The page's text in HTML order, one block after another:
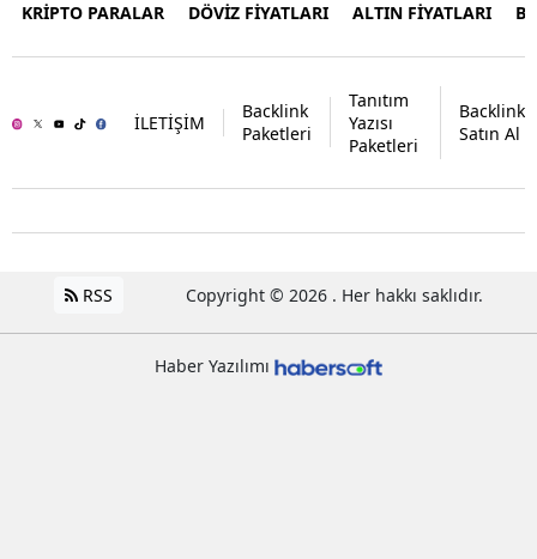
KRİPTO PARALAR DÖVİZ FİYATLARI ALTIN FİYATLARI
İLETİŞİM
Backlink
Paketleri
Tanıtım
Yazısı
Paketleri
Backlink
Satın Al
RSS Copyright © 2026 . Her hakkı saklıdır.
Haber Yazılımı